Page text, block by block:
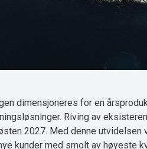
dimensjoneres for en
Riving av
2027. Med denne
kunder med smolt av høyeste